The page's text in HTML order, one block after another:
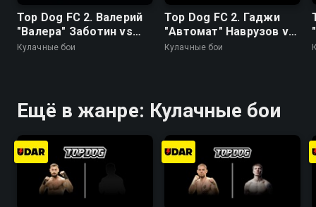
Top Dog FC 2. Валерий
"Валера" Заботин vs
Шахбулат
Кулачные бои
Top Dog FC 2. Гаджи
"Автомат" Наврузов vs
Ярослав "Таец" Ремыга
Кулачные бои
Ещё в жанре: Кулачные бои